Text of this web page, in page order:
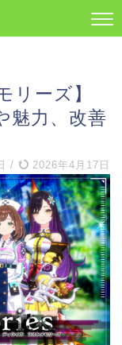
リーズ】
魅力、改善
/ 2026年4月17日